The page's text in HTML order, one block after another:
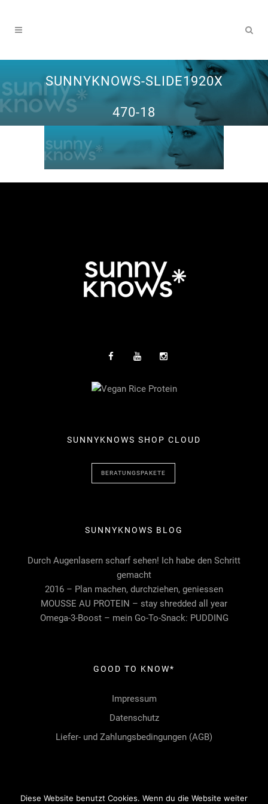
SUNNYKNOWS-SLIDE1920X
470-18
SUNNYKNOWS SHOP CLOUD
BERATUNGSPAKETE
SUNNYKNOWS BLOG
Durch Augenlasern scharf sehen! Ich habe den Schritt
gemacht
2016 – Plan machen, durchziehen, geniessen
MOUSSE AU PROTEIN – stay shredded all year
Omega-3-Boost – mein Go-To-Snack: PUDDING
GOOD TO KNOW*
Impressum
Datenschutz
Liefer- und Zahlungsbedingungen (AGB)
Diese Website benutzt Cookies. Wenn du die Website weiter